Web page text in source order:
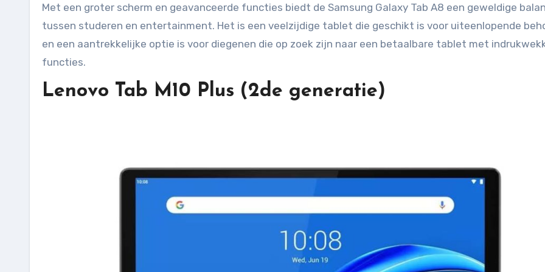
Met een groter scherm en geavanceerde functies biedt de Samsung Galaxy Tab A8 een geweldige
tussen studeren en entertainment. Het is een veelzijdige tablet die geschikt is voor uiteenlopende
en een aantrekkelijke optie is voor diegenen die op zoek zijn naar een betaalbare tablet met
functies.
Lenovo Tab M10 Plus (2de generatie)